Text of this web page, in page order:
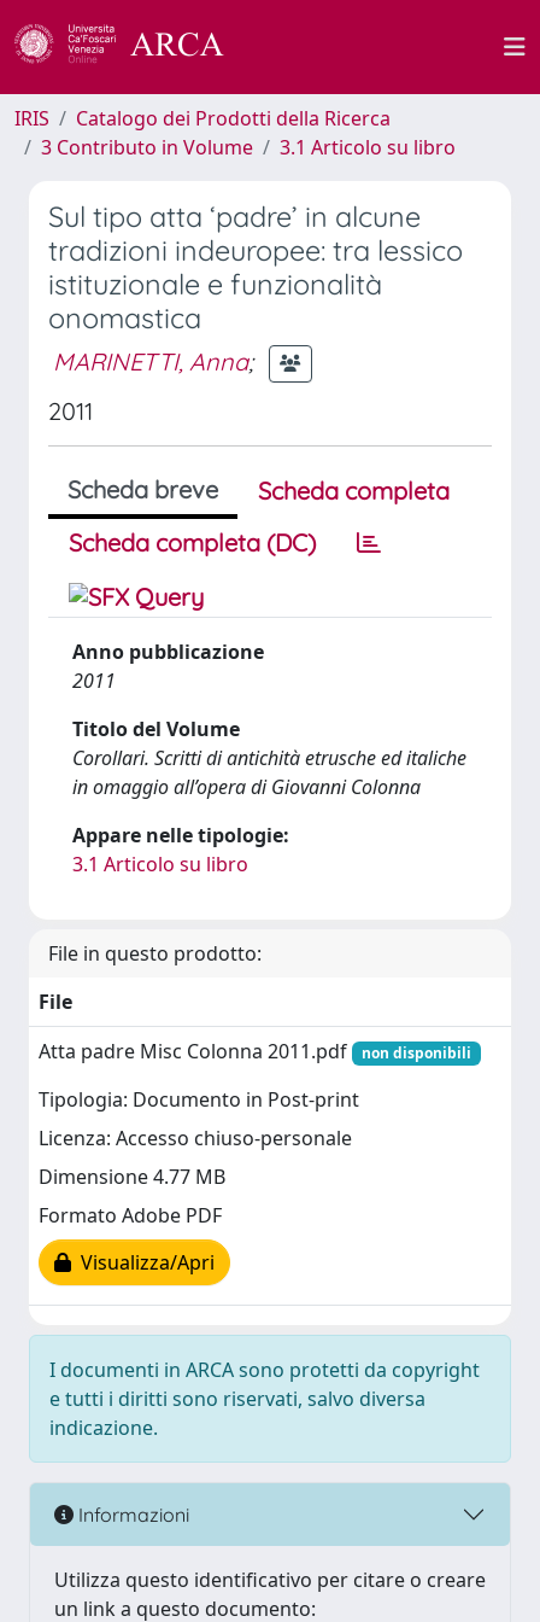
IRIS
Catalogo dei Prodotti della Ricerca
3 Contributo in Volume
3.1 Articolo su libro
Sul tipo atta ‘padre’ in alcune
tradizioni indeuropee: tra lessico
istituzionale e funzionalità
onomastica
MARINETTI, Anna;
2011
Scheda breve
Scheda completa
Scheda completa (DC)
Anno pubblicazione
2011
Titolo del Volume
Corollari. Scritti di antichità etrusche ed italiche
in omaggio all’opera di Giovanni Colonna
Appare nelle tipologie:
3.1 Articolo su libro
File in questo prodotto:
File
Atta padre Misc Colonna 2011.pdf
non disponibili
Tipologia: Documento in Post-print
Licenza: Accesso chiuso-personale
Dimensione 4.77 MB
Formato Adobe PDF
Visualizza/Apri
I documenti in ARCA sono protetti da copyright
e tutti i diritti sono riservati, salvo diversa
indicazione.
Informazioni
Utilizza questo identificativo per citare o creare
un link a questo documento: